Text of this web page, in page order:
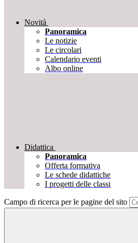
Novità
Panoramica
Le notizie
Le circolari
Calendario eventi
Albo online
Didattica
Panoramica
Offerta formativa
Le schede didattiche
I progetti delle classi
Campo di ricerca per le pagine del sito